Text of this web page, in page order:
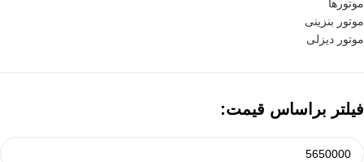
موتورها
موتور بنزینی
موتور دیزلی
فیلتر براساس قیمت: